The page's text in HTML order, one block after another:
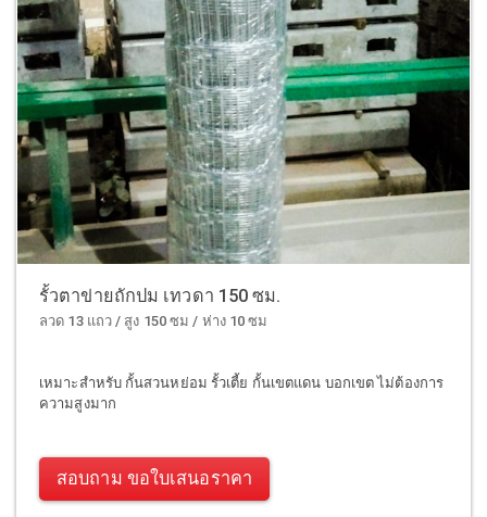
รั้วตาข่ายถักปม เทวดา 150 ซม.
ลวด 13 แถว / สูง 150 ซม / ห่าง 10 ซม
เหมาะสำหรับ กั้นสวนหย่อม รั้วเตี้ย กั้นเขตแดน บอกเขต ไม่ต้องการ
ความสูงมาก
สอบถาม ขอใบเสนอราคา